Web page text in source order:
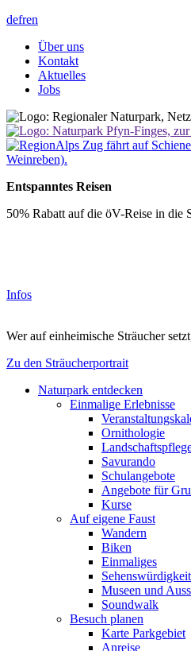
defren
Über uns
Kontakt
Aktuelles
Jobs
Entspanntes Reisen
50% Rabatt auf die öV-Reise in die
Infos
Wer auf einheimische Sträucher
Zu den Sträucherportrait
Naturpark entdecken
Einmalige Erlebnisse
Ornithologie
Savurando
Schulangebote
Angebote für
Kurse
Auf eigene Faust
Wandern
Biken
Einmaliges
Museen und
Soundwalk
Besuch planen
Karte Parkgebiet
Anreise